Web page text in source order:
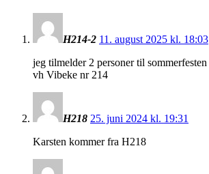
H214-2 11. august 2025 kl. 18:03
jeg tilmelder 2 personer til sommerfesten
vh Vibeke nr 214
H218 25. juni 2024 kl. 19:31
Karsten kommer fra H218